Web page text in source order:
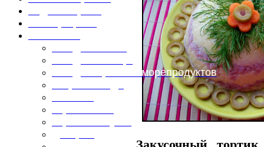
Блюда из рыбы и морепродуктов